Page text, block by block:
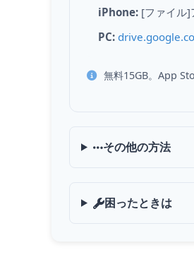
iPhone: [ファイル
PC:
無料15GB。App
その他の方法
困ったときは